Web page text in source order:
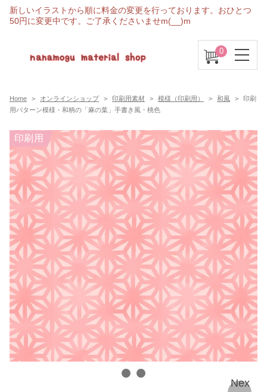
新しいイラストから順に料金の変更を行っております。おひとつ
50円に変更中です。ご了承くださいませm(__)m
0
Home オンラインショップ 印刷用素材 模様（印刷用） 和風
印刷
用パターン模様・和柄の「麻の葉」手書き風・桃色
印刷用
Nex